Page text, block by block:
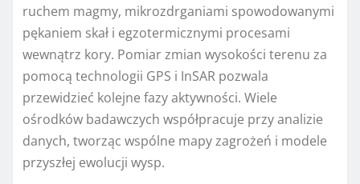
ruchem magmy, mikrozdrganiami spowodowanymi
pękaniem skał i egzotermicznymi procesami
wewnątrz kory. Pomiar zmian wysokości terenu za
pomocą technologii GPS i InSAR pozwala
przewidzieć kolejne fazy aktywności. Wiele
ośrodków badawczych współpracuje przy analizie
danych, tworząc wspólne mapy zagrożeń i modele
przyszłej ewolucji wysp.